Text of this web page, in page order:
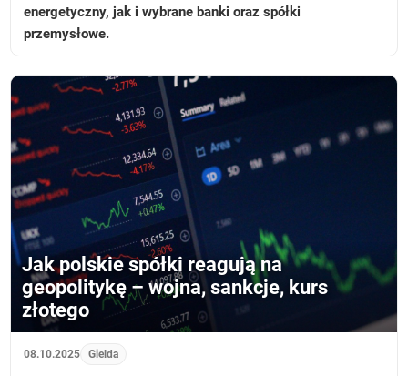
energetyczny, jak i wybrane banki oraz spółki
przemysłowe.
Jak polskie spółki reagują na
geopolitykę – wojna, sankcje, kurs
złotego
08.10.2025 Gielda